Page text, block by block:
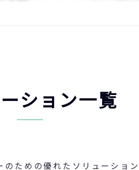
ション一覧
のための優れたソリューシ